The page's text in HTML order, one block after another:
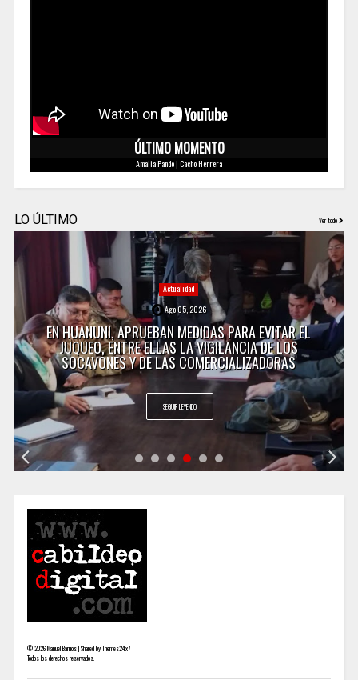
ÚLTIMO MOMENTO
Amalia Pando | Cacho Herrera
LO ÚLTIMO Ver todo
Actualidad
Ago 05, 2026
EN HUANUNI, APRUEBAN MEDIDAS PARA EVITAR EL
JUQUEO, ENTRE ELLAS LA VIGILANCIA DE LOS
SOCAVONES Y DE LAS COMERCIALIZADORAS
SEGUIR LEYENDO
©2026Manuel Barrios | Shared byThemes24x7
Todos los derechos reservados.